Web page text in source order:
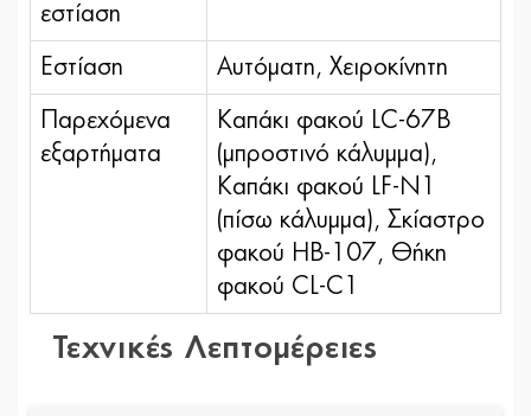
εστίαση
Εστίαση Αυτόματη, Χειροκίνητη
Παρεχόμενα
εξαρτήματα
Καπάκι φακού LC-67B
(μπροστινό κάλυμμα),
Καπάκι φακού LF-N1
(πίσω κάλυμμα), Σκίαστρο
φακού HB-107, Θήκη
φακού CL-C1
Τεχνικές Λεπτομέρειες